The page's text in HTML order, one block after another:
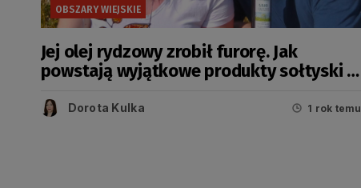
OBSZARY WIEJSKIE
Jej olej rydzowy zrobił furorę. Jak
powstają wyjątkowe produkty sołtyski z
Dorota Kulka 1 rok temu